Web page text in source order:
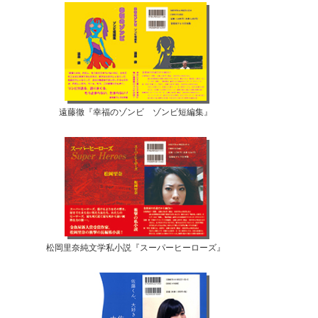
遠藤徹『幸福のゾンビ ゾンビ短編集』
松岡里奈純文学私小説『スーパーヒーローズ』